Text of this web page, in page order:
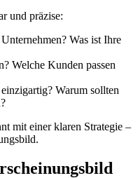
und präzise:
Was ist Ihre
Welche Kunden passen
Warum sollten
mit einer klaren Strategie –